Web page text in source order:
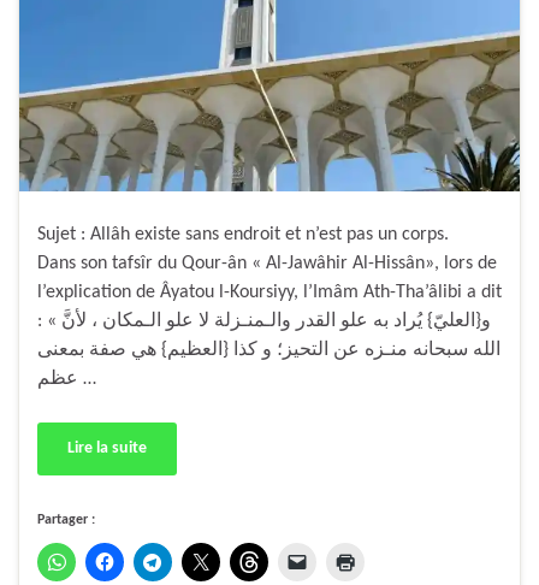
Sujet : Allâh existe sans endroit et n’est pas un corps.
Dans son tafsîr du Qour-ân « Al-Jawâhir Al-Hissân», lors de
l’explication de Âyatou l-Koursiyy, l’Imâm Ath-Tha’âlibi a dit
: « و{العليّ} يُراد به علو القدر والـمنـزلة لا علو الـمكان ، لأنَّ
الله سبحانه منـزه عن التحيز؛ و كذا {العظيم} هي صفة بمعنى
عظم …
Lire la suite
Partager :